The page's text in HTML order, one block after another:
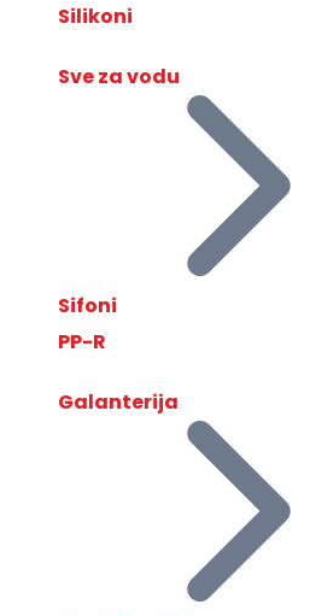
Silikoni
Sve za vodu
Sifoni
PP-R
Galanterija